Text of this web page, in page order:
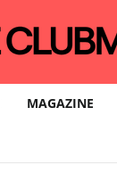
MAGAZINE